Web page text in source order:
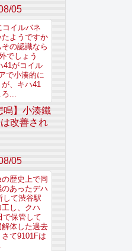
05
コイルバネ
ようですか
の認識なら
でしょう
41がコイル
で小湊的に
、キハ41
...
鳴】小湊鐵
改善され
05
歴史上で同
のあったデハ
して渋谷駅
し、クハ
で保管して
体した過去
て9101Fは